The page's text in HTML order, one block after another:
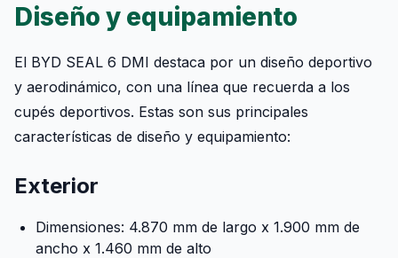
Diseño y equipamiento
El BYD SEAL 6 DMI destaca por un diseño deportivo
y aerodinámico, con una línea que recuerda a los
cupés deportivos. Estas son sus principales
características de diseño y equipamiento:
Exterior
Dimensiones: 4.870 mm de largo x 1.900 mm de
ancho x 1.460 mm de alto